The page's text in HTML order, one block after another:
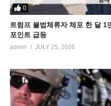
0
트럼프 불법체류자 체포 한 달 1
포인트 급등
admin JULY 25, 2026